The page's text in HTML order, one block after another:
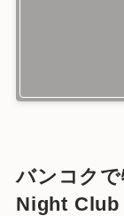
バンコク
Night Club